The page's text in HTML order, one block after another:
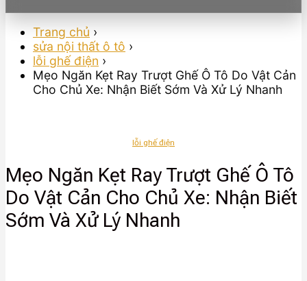
Trang chủ ›
sửa nội thất ô tô ›
lỗi ghế điện ›
Mẹo Ngăn Kẹt Ray Trượt Ghế Ô Tô Do Vật Cản
Cho Chủ Xe: Nhận Biết Sớm Và Xử Lý Nhanh
lỗi ghế điện
Mẹo Ngăn Kẹt Ray Trượt Ghế Ô Tô
Do Vật Cản Cho Chủ Xe: Nhận Biết
Sớm Và Xử Lý Nhanh